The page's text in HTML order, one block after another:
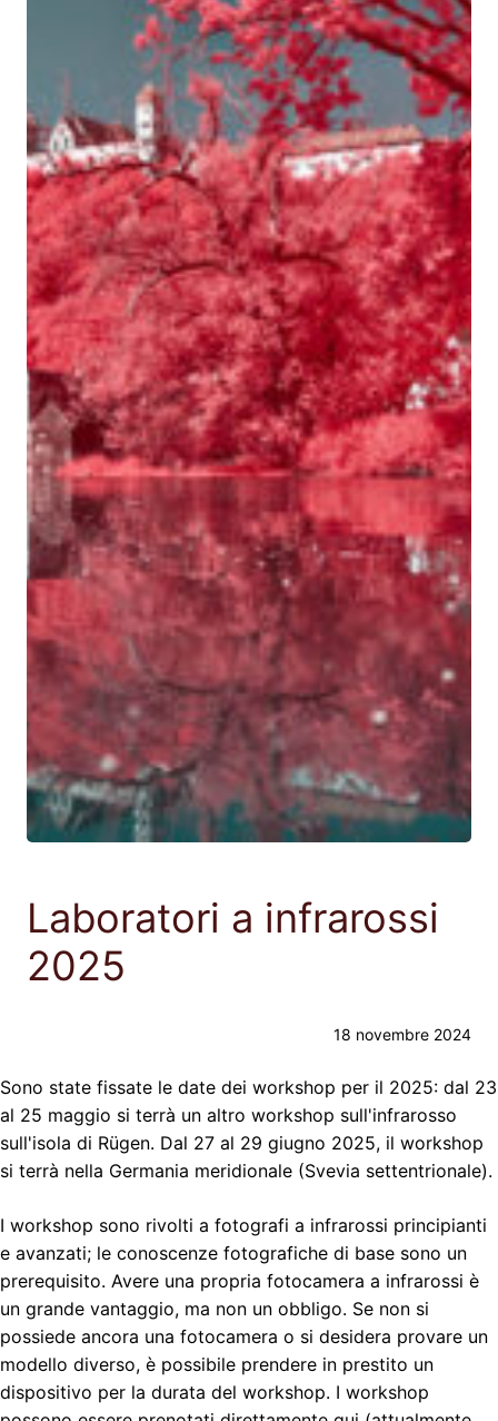
Laboratori a infrarossi
2025
18 novembre 2024
Sono state fissate le date dei workshop per il 2025: dal 23
al 25 maggio si terrà un altro workshop sull'infrarosso
sull'isola di Rügen. Dal 27 al 29 giugno 2025, il workshop
si terrà nella Germania meridionale (Svevia settentrionale).
I workshop sono rivolti a fotografi a infrarossi principianti
e avanzati; le conoscenze fotografiche di base sono un
prerequisito. Avere una propria fotocamera a infrarossi è
un grande vantaggio, ma non un obbligo. Se non si
possiede ancora una fotocamera o si desidera provare un
modello diverso, è possibile prendere in prestito un
dispositivo per la durata del workshop. I workshop